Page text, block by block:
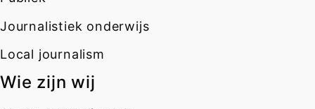
Journalistiek onderwijs
Local journalism
Wie zijn wij